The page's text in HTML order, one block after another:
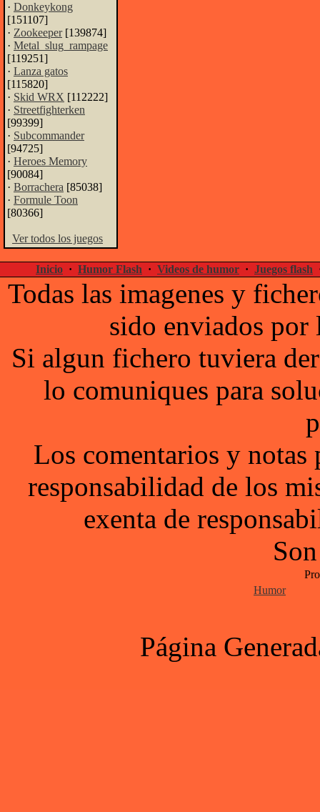
· Donkeykong
[151107]
· Zookeeper[139874]
· Metal_slug_rampage
[119251]
· Lanza gatos
[115820]
· Skid WRX [112222]
· Streetfighterken
[99399]
· Subcommander
[94725]
· Heroes Memory
[90084]
· Borrachera [85038]
· Formule Toon
[80366]
Ver todos los juegos
Inicio · Humor Flash · Videos de humor · Juegos flash
Todas las imagenes y
sido enviados por
Si algun fichero tuviera
lo comuniques para
Los comentarios y notas
responsabilidad de los
exenta de
Humor
Página